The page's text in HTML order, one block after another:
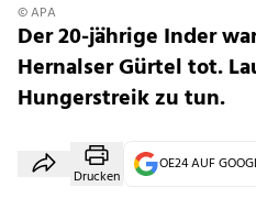
© APA
Der 20-jährige Inder
Hernalser Gürtel tot.
Hungerstreik zu tun.
Drucken
OE24 AUF